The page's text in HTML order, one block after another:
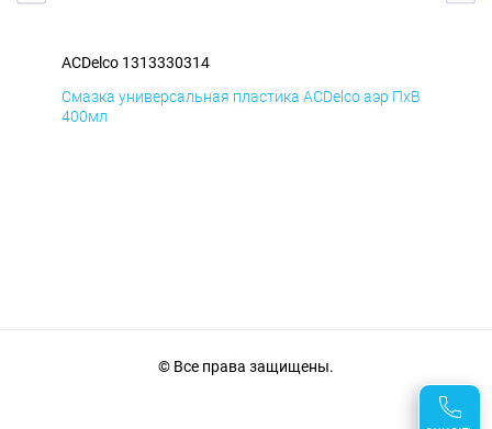
ACDelco 1313330314
Смазка универсальная пластика ACDelco аэр ПхВ
400мл
© Все права защищены.